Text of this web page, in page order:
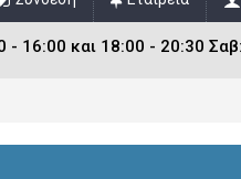
16:00 και 18:00 - 20:30